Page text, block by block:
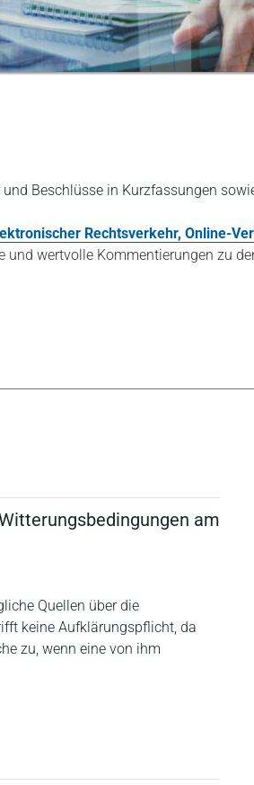
Beschlüsse in Kurzfassungen
Rechtsverkehr, Online-
wertvolle Kommentierungen zu
am
Quellen über die
keine Aufklärungspflicht, da
zu, wenn eine von ihm